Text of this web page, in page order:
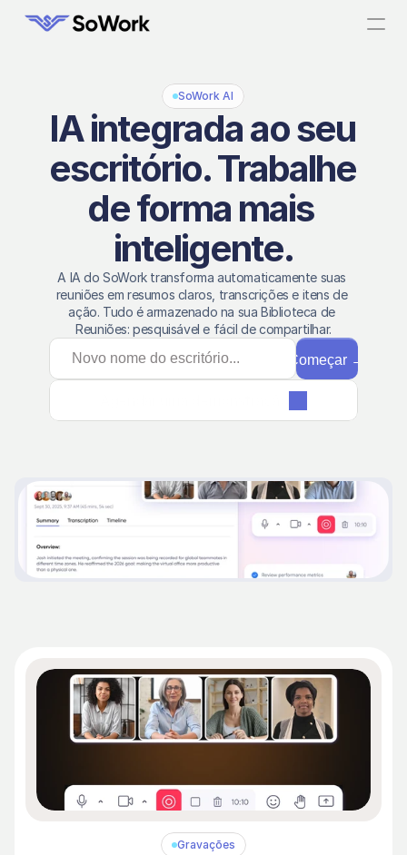
SoWork AI
IA integrada ao seu
escritório. Trabalhe
de forma mais
inteligente.
A IA do SoWork transforma automaticamente suas
reuniões em resumos claros, transcrições e itens de
ação. Tudo é armazenado na sua Biblioteca de
Reuniões: pesquisável e fácil de compartilhar.
Começar →
Gravações